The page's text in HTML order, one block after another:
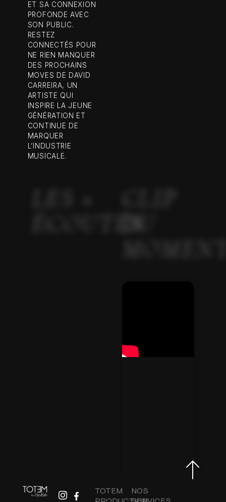
ET SA CONNEXION
PROFONDE AVEC
SON PUBLIC.
RESTEZ
CONNECTÉS POUR
NE RIEN MANQUER
DES PROCHAINS
MOVES DE DAVID
CARREIRA, UN
ARTISTE QUI
INSPIRE LA JEUNE
GÉNÉRATION ET
CONTINUE DE
MARQUER
L’INDUSTRIE
MUSICALE.
ÉCOUTÉS
DU
TOTEM
NOS